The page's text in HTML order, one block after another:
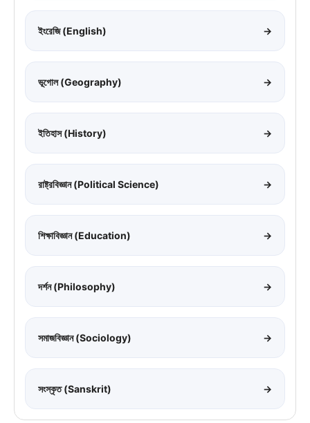
ইংরেজি (English) →
ভূগোল (Geography) →
ইতিহাস (History) →
রাষ্ট্রবিজ্ঞান (Political Science) →
শিক্ষাবিজ্ঞান (Education) →
দর্শন (Philosophy) →
সমাজবিজ্ঞান (Sociology) →
সংস্কৃত (Sanskrit) →